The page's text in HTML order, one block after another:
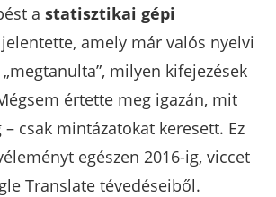
a statisztikai gépi
jelentette, amely már valós nyelvi
milyen kifejezések
értette meg igazán, mit
csak mintázatokat keresett. Ez
egészen 2016-ig, viccet
Translate tévedéseiből.